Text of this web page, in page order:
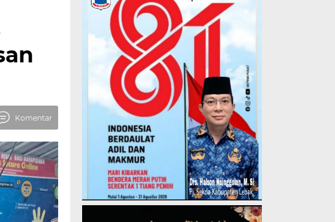
Komentar